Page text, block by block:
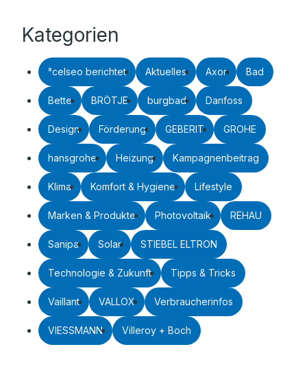
Kategorien
°celseo berichtet Aktuelles Axor Bad
Bette BRÖTJE burgbad Danfoss
Design Förderung GEBERIT GROHE
hansgrohe Heizung Kampagnenbeitrag
Klima Komfort & Hygiene Lifestyle
Marken & Produkte Photovoltaik REHAU
Sanipa Solar STIEBEL ELTRON
Technologie & Zukunft Tipps & Tricks
Vaillant VALLOX Verbraucherinfos
VIESSMANN Villeroy + Boch